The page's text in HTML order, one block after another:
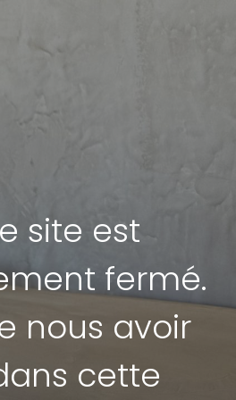
site est
fermé.
nous avoir
cette